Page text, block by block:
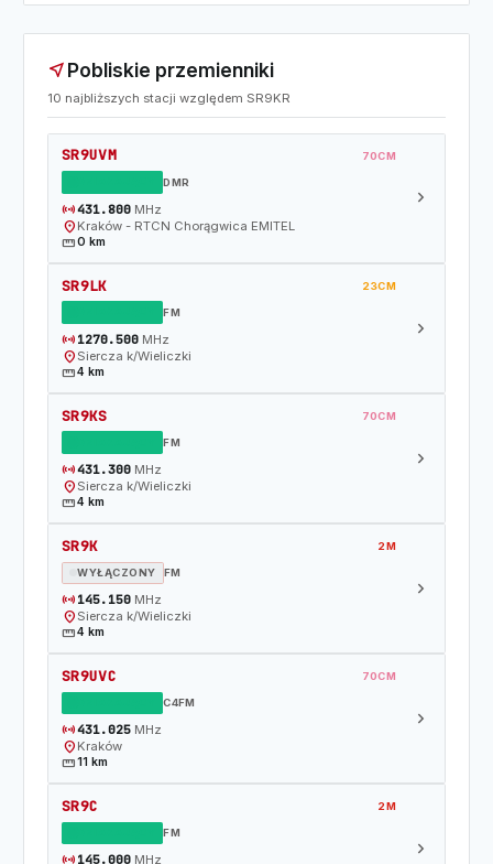
near_mePobliskie przemienniki
10 najbliższych stacji względem SR9KR
SR9UVM 70CM
DMR
sensors431.800MHz
location_on Kraków - RTCN Chorągwica EMITEL
straighten0 km
chevron_right
SR9LK 23CM
FM
sensors 1270.500MHz
location_onSiercza k/Wieliczki
straighten4 km
chevron_right
SR9KS 70CM
FM
sensors431.300MHz
location_onSiercza k/Wieliczki
straighten4 km
chevron_right
SR9K 2M
WYŁĄCZONY FM
sensors 145.150MHz
location_onSiercza k/Wieliczki
straighten4 km
chevron_right
SR9UVC 70CM
C4FM
sensors431.025MHz
location_on Kraków
straighten11 km
chevron_right
SR9C 2M
FM
sensors 145.000MHz chevron_right